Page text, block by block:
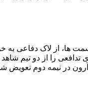
از لاک دفاعی به
را از دو تیم شاهد
آرون در نیمه دوم